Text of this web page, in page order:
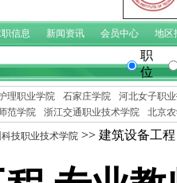
信息 新闻资讯 会员中心 地区
职
位
理职业学院 石家庄学院
河北女子职
范学院 浙江交通职业技术学院 北京
技职业技术学院 >> 建筑设备工